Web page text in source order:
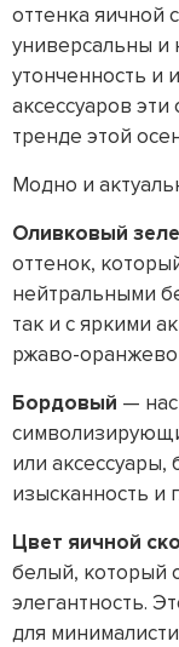
оттенка яичной
универсальны и
утонченность и
аксессуаров
тренде этой
Модно и
Оливковый
оттенок,
нейтральными
так и с яркими
ржаво-
Бордовый —
или
изысканность и
Цвет яичной
белый, который
элегантность.
для